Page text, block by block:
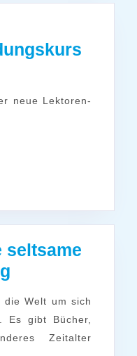
seltsame
seltsame
Es gibt Bücher,
Zeitalter